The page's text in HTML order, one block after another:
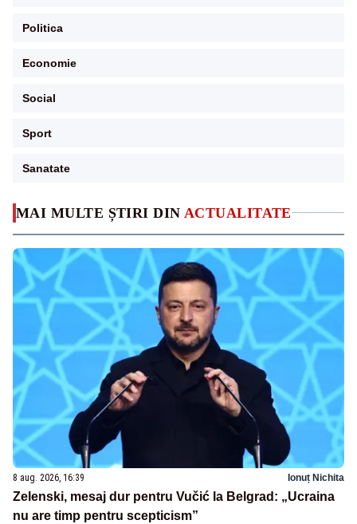
MAI MULTE ȘTIRI DIN ACTUALITATE
8 aug. 2026, 16:39 Ionuț Nichita
Zelenski, mesaj dur pentru Vučić la Belgrad: „Ucraina
nu are timp pentru scepticism”
Politica
Economie
Social
Sport
Sanatate